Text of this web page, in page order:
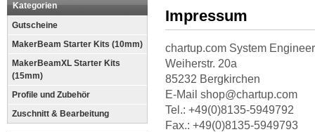
Kategorien
Gutscheine
MakerBeam Starter Kits (10mm)
MakerBeamXL Starter Kits
(15mm)
Profile und Zubehör
Zuschnitt & Bearbeitung
Impressum
chartup.com System
Weiherstr. 20a
85232 Bergkirchen
E-Mail shop@chartup.com
Tel.: +49(0)8135-5949792
Fax.: +49(0)8135-5949793